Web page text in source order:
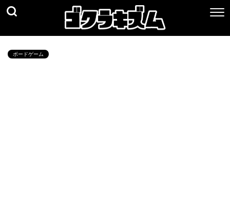
ボードゲーム